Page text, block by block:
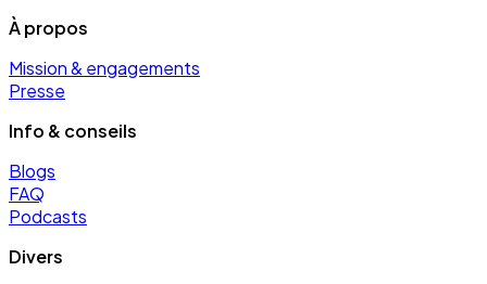
À propos
Mission & engagements
Presse
Info & conseils
Blogs
FAQ
Podcasts
Divers